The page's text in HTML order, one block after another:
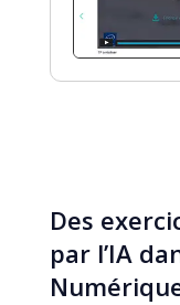
Des
par l’IA